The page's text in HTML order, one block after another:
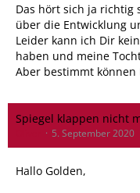
Das hört sich ja richtig
über die Entwicklung
Leider kann ich Dir
haben und meine
Aber bestimmt
Spiegel klappen nicht
5. September 2020
Hallo Golden,